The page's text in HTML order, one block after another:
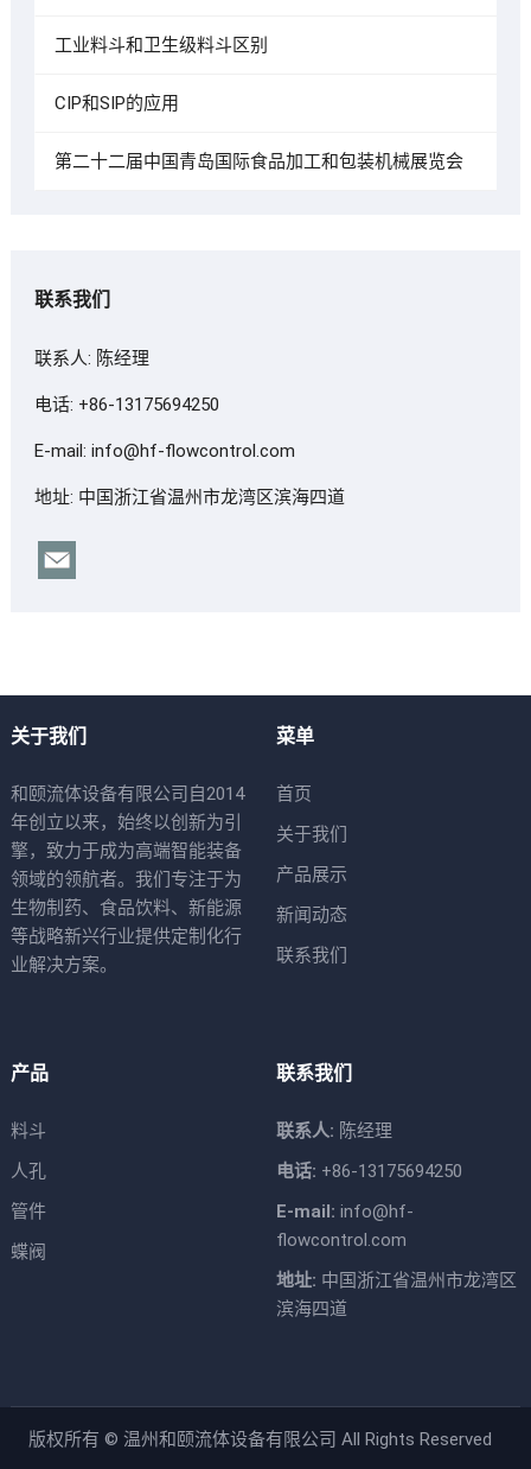
工业料斗和卫生级料斗区别
CIP和SIP的应用
第二十二届中国青岛国际食品加工和包装机械展览会
联系我们
联系人: 陈经理
电话: +86-13175694250
E-mail: info@hf-flowcontrol.com
地址: 中国浙江省温州市龙湾区滨海四道
关于我们
和颐流体设备有限公司自2014
年创立以来，始终以创新为引
擎，致力于成为高端智能装备
领域的领航者。我们专注于为
生物制药、食品饮料、新能源
等战略新兴行业提供定制化行
业解决方案。
菜单
首页
关于我们
产品展示
新闻动态
联系我们
产品
料斗
人孔
管件
蝶阀
联系我们
联系人: 陈经理
电话: +86-13175694250
E-mail: info@hf-
flowcontrol.com
地址: 中国浙江省温州市龙湾区
滨海四道
版权所有 ©温州和颐流体设备有限公司 All Rights Reserved